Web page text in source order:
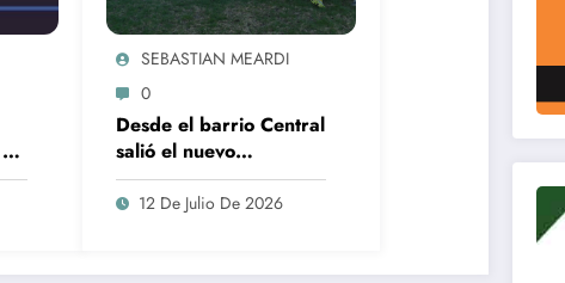
SEBASTIAN MEARDI
0
Desde el barrio Central
salió el nuevo
campeón: Defensores
dio vuelta la historia
12 De Julio De 2026